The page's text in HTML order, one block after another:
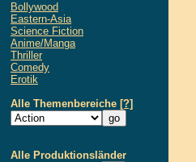
Bollywood
Eastern-Asia
Science Fiction
Anime/Manga
Thriller
Comedy
Erotik
Alle Themenbereiche [?]
Alle Produktionsländer